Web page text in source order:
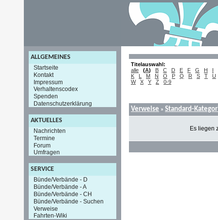
ALLGEMEINES
Startseite
Kontakt
Impressum
Verhaltenscodex
Spenden
Datenschutzerklärung
AKTUELLES
Nachrichten
Termine
Forum
Umfragen
SERVICE
Bünde/Verbände - D
Bünde/Verbände - A
Bünde/Verbände - CH
Bünde/Verbände - Suchen
Verweise
Fahrten-Wiki
Titelauswahl:
alle
(A) B C D E F G H
I
K
L M N O P Q R S T
U
W
X Y Z 0-9
Verweise » Standard-
Es liegen